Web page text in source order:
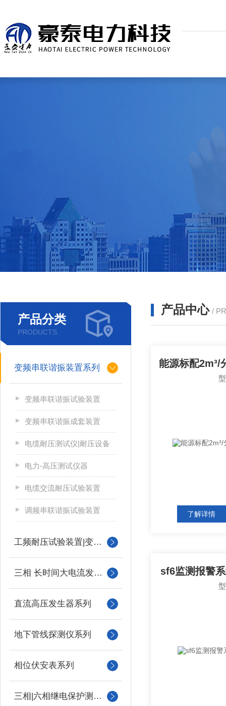
产品分类
PRODUCTS
变频串联谐振装置系列
变频串联谐振试验装置
变频串联谐振成套装置
电缆耐压测试仪|耐压设备
电力-高压测试仪器
电缆交流耐压试验装置
调频串联谐振试验装置
工频耐压试验装置|变压器
三相 长时间大电流发生器
直流高压发生器系列
地下管线探测仪系列
相位伏安表系列
三相|六相继电保护测试仪
产品中心 /
了解详情
sf6监测报警